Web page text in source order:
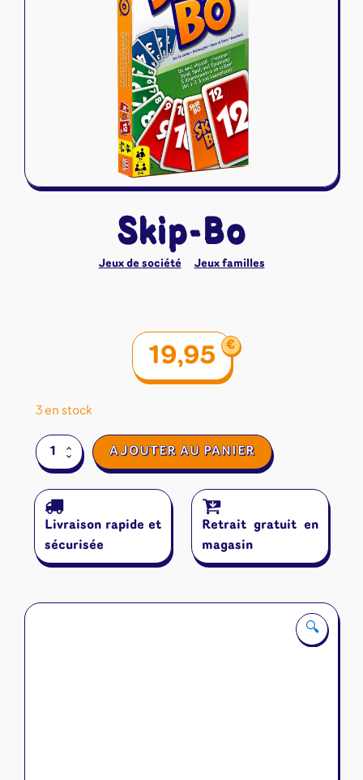
Naruto Mythos
Autres
Tapis de jeu
🔍
Skip-Bo
Jeux de société Jeux familles
19,95 €
3 en stock
quantité
de
Bo
AJOUTER AU PANIER
Livraison rapide et
sécurisée
Retrait gratuit en
magasin